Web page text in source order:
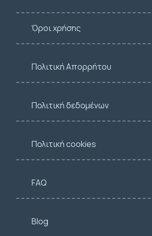
Όροι χρήσης
Πολιτική Απορρήτου
Πολιτική δεδομένων
Πολιτική cookies
FAQ
Blog